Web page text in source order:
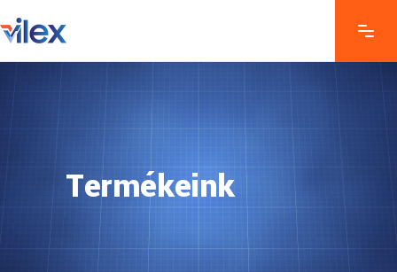
Termékeink